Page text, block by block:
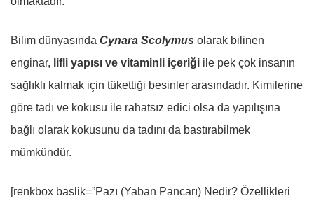
Bilim dünyasında Cynara Scolymus olarak bilinen
enginar, lifli yapısı ve vitaminli içeriği ile pek çok insanın
sağlıklı kalmak için tükettiği besinler arasındadır. Kimilerine
göre tadı ve kokusu ile rahatsız edici olsa da yapılışına
bağlı olarak kokusunu da tadını da bastırabilmek
mümkündür.
[renkbox baslik=”Pazı (Yaban Pancarı) Nedir? Özellikleri